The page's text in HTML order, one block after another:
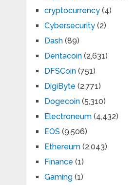
cryptocurrency(4)
Cybersecurity(2)
Dash(89)
Dentacoin(2,631)
DFSCoin(751)
DigiByte (2,771)
Dogecoin(5,310)
Electroneum(4,432)
EOS (9,506)
Ethereum(2,043)
Finance (1)
Gaming(1)